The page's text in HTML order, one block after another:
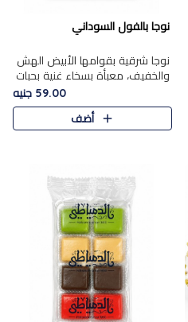
نوجا بالفول السوداني
نوجا شرقية بقوامها الأبيض الهش
والخفيف، معبأة بسخاء غنية بحبات
الفول السوداني المحمص التي
يقدم تضيف قرمشة مميزة مرضية
وتوازنًا رائعًا مع حلا..
59.00 جنيه
أضف